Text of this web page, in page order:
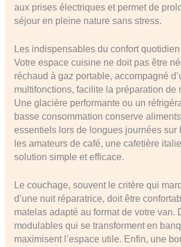
aux prises électriques et permet de
séjour en pleine nature sans stress.
Les indispensables du confort quotidien
Votre espace cuisine ne doit pas être
réchaud à gaz portable, accompagné
multifonctions, facilite la préparation de
Une glacière performante ou un
basse consommation conserve
essentiels lors de longues journées sur
les amateurs de café, une cafetière
solution simple et efficace.
Le couchage, souvent le critère qui
d’une nuit réparatrice, doit être
matelas adapté au format de votre van.
modulables qui se transforment en
maximisent l’espace utile. Enfin, une